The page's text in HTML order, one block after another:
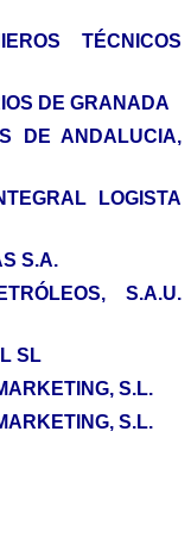
TÉCNICOS
DE GRANADA
DE ANDALUCIA,
LOGISTA
S.A.
S.A.U.
SL
S.L.
S.L.